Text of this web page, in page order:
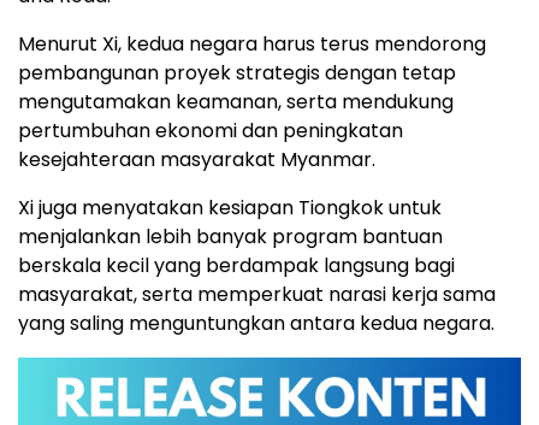
Menurut Xi, kedua negara harus terus mendorong
pembangunan proyek strategis dengan tetap
mengutamakan keamanan, serta mendukung
pertumbuhan ekonomi dan peningkatan
kesejahteraan masyarakat Myanmar.
Xi juga menyatakan kesiapan Tiongkok untuk
menjalankan lebih banyak program bantuan
berskala kecil yang berdampak langsung bagi
masyarakat, serta memperkuat narasi kerja sama
yang saling menguntungkan antara kedua negara.